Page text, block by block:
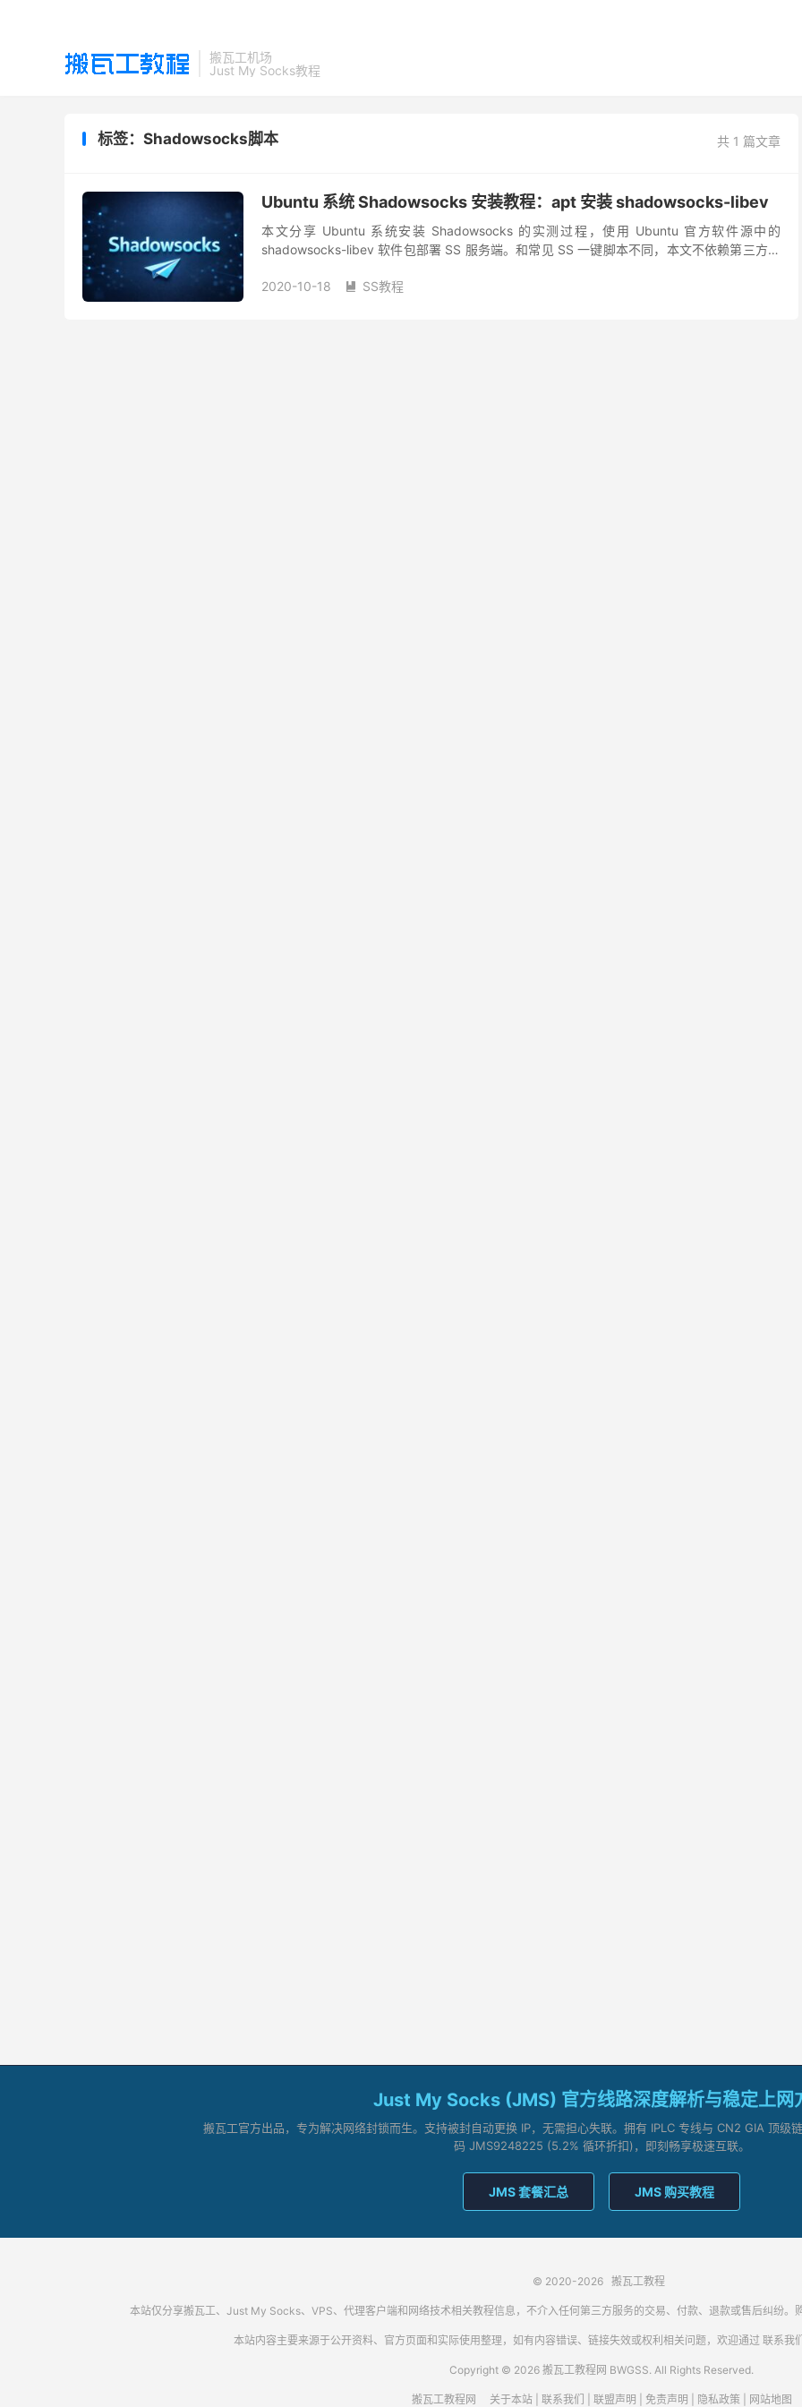
搬瓦工机场
Just My Socks教程
共 1 篇文章
标签：Shadowsocks脚本
Ubuntu 系统 Shadowsocks 安装教程：apt 安装 shadowsocks-libev
本文分享 Ubuntu 系统安装 Shadowsocks 的实测过程，使用 Ubuntu 官方软件源中的
shadowsocks-libev 软件包部署 SS 服务端。和常见 SS 一键脚本不同，本文不依赖第三方脚
2020-10-18
 SS教程
Just My Socks (JMS) 官方线路深度解析与稳定上网
搬瓦工官方出品，专为解决网络封锁而生。支持被封自动更换 IP，无需担心失联。拥有 IPLC 专线与 CN2 GIA 顶级
码 JMS9248225 (5.2% 循环折扣)，即刻畅享极速互联。
JMS 套餐汇总 JMS 购买教程
© 2020-2026 搬瓦工教程
本站仅分享搬瓦工、Just My Socks、VPS、代理客户端和网络技术相关教程信息，不介入任何第三方服务的交易、付款、退款或售后纠纷。
本站内容主要来源于公开资料、官方页面和实际使用整理，如有内容错误、链接失效或权利相关问题，欢迎通过 联系我
Copyright © 2026 搬瓦工教程网 BWGSS. All Rights Reserved.
搬瓦工教程网 关于本站| 联系我们 联盟声明 免责声明 隐私政策 网站地图